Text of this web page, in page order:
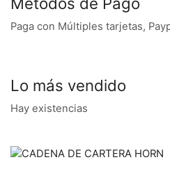
Paga con Múltiples tarjetas,
Lo más vendido
Hay existencias